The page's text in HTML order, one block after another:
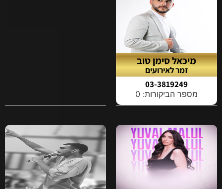
מיכאל סימן טוב
זמר לאירועים
03-3819249
מספר הביקורות: 0